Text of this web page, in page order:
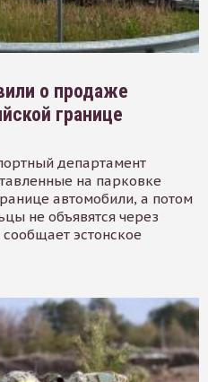
о продаже
границе
департамент
на парковке
автомобили, а потом
не объявятся через
эстонское